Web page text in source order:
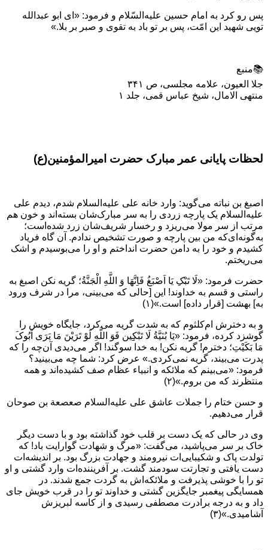
پس رو کرد به امام حسین علیه‌السّلام و فرمود: «ای ابو عبدالله
تویی شهید این امّت، پس بر تو باد به تقوی و صبر بر بلا.»
📚منبع
جلا العیون، علامه مجلسی، ص ۳۴۱
منتهی الامال، شیخ عباس قمی، جلد ۱
لحظات پایانی عمر مبارک حضرت امیرالمؤمنین(ع)
اصبغ بن نباته می‌گوید: وارد خانه علی علیه‌السلام شدم، دیدم علی
علیه‌السلام یک پارچه زردی را به سر مبارک‌شان بسته‌اند و خون هم
مرتب از سر مولا می‌ریزد و رخسار شریف‌شان زرد شده‌است؛
به‌گونه‌ای‌که من بین پارچه و صورت تشخیص ندادم. آن گاه فریاد
کشیدم و خود را به دامن حضرت انداختم و او را می‌بوسیدم و اشک
می‌ریختم.
حضرت فرمود: «لَا تَبْکِ یَا اَصْبَغُ فَاِنَّهَا وَ اللَّهِ الْجَنَّةُ؛ گریه نکن اصبغ به
راستی و قسم به خداوند! این [حالی که می‌بینی، مرا در شرف ورود
به] بهشت [قرار داده] است.»(۱)
و به دخترش ام‌کلثوم که به شدت گریه می‌کرد، جایگاه خویش را
گوشزد کرده، فرمود: «یَا بُنَیَّةُ لَا تَبْکِِین فَوَ اللَّهِ لَوْ تَرَیْنَ مَا یَرَی اَبُوکَ
مَا بَکَیْتِ؛ دخترم! گریه نکن! به خدا سوگند! اگر می‌دیدی آن‌چه را که
پدرت می‌بیند، گریه نمی‌کردی.» عرض کرد: شما چه می‌بینید؟
فرمود: «می‌بینم که ملائکه و انبیاء عظام صف کشیده‌اند و همه
منتظرند که من بروم.»(۲)
و حسن ختام را جملات عاشق علی علیه‌السلام صعصعة بن صوحان
قرار می‌دهیم.
وی در حالی که یک دست بر قلب خود گذاشته بود و با دست دیگر
خاک بر سر می‌پاشید، می‌گفت: «مرگ و شهادت گوارایت باد! که
تولدت پاک و شکیبایی‌ات نیرومند و جهادت بزرگ بود. بر اندیشه‌ات
دست یافتی و تجارتت سودمند گشت. بر آفریننده‌ات وارد گشتی و او
تو را با خوشی پذیرفت و ملائکه‌اش به گردت جمع شدند. در
همسایگی پیغمبر جایگزین گشتی و خداوند تو را در قرب خویش جای
داد و به درجه برادرت مصطفی رسیدی و از کاسه لبریزش
آشامیدی.»(۳)